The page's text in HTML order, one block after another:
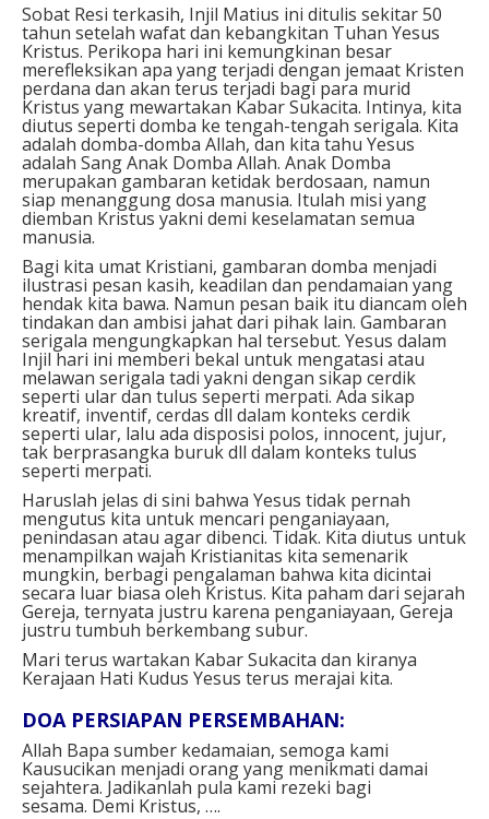
Sobat Resi terkasih, Injil Matius ini ditulis sekitar 50
tahun setelah wafat dan kebangkitan Tuhan Yesus
Kristus. Perikopa hari ini kemungkinan besar
merefleksikan apa yang terjadi dengan jemaat Kristen
perdana dan akan terus terjadi bagi para murid
Kristus yang mewartakan Kabar Sukacita. Intinya, kita
diutus seperti domba ke tengah-tengah serigala. Kita
adalah domba-domba Allah, dan kita tahu Yesus
adalah Sang Anak Domba Allah. Anak Domba
merupakan gambaran ketidak berdosaan, namun
siap menanggung dosa manusia. Itulah misi yang
diemban Kristus yakni demi keselamatan semua
manusia.
Bagi kita umat Kristiani, gambaran domba menjadi
ilustrasi pesan kasih, keadilan dan pendamaian yang
hendak kita bawa. Namun pesan baik itu diancam oleh
tindakan dan ambisi jahat dari pihak lain. Gambaran
serigala mengungkapkan hal tersebut. Yesus dalam
Injil hari ini memberi bekal untuk mengatasi atau
melawan serigala tadi yakni dengan sikap cerdik
seperti ular dan tulus seperti merpati. Ada sikap
kreatif, inventif, cerdas dll dalam konteks cerdik
seperti ular, lalu ada disposisi polos, innocent, jujur,
tak berprasangka buruk dll dalam konteks tulus
seperti merpati.
Haruslah jelas di sini bahwa Yesus tidak pernah
mengutus kita untuk mencari penganiayaan,
penindasan atau agar dibenci. Tidak. Kita diutus untuk
menampilkan wajah Kristianitas kita semenarik
mungkin, berbagi pengalaman bahwa kita dicintai
secara luar biasa oleh Kristus. Kita paham dari sejarah
Gereja, ternyata justru karena penganiayaan, Gereja
justru tumbuh berkembang subur.
Mari terus wartakan Kabar Sukacita dan kiranya
Kerajaan Hati Kudus Yesus terus merajai kita.
DOA PERSIAPAN PERSEMBAHAN:
Allah Bapa sumber kedamaian, semoga kami
Kausucikan menjadi orang yang menikmati damai
sejahtera. Jadikanlah pula kami rezeki bagi
sesama. Demi Kristus, ….